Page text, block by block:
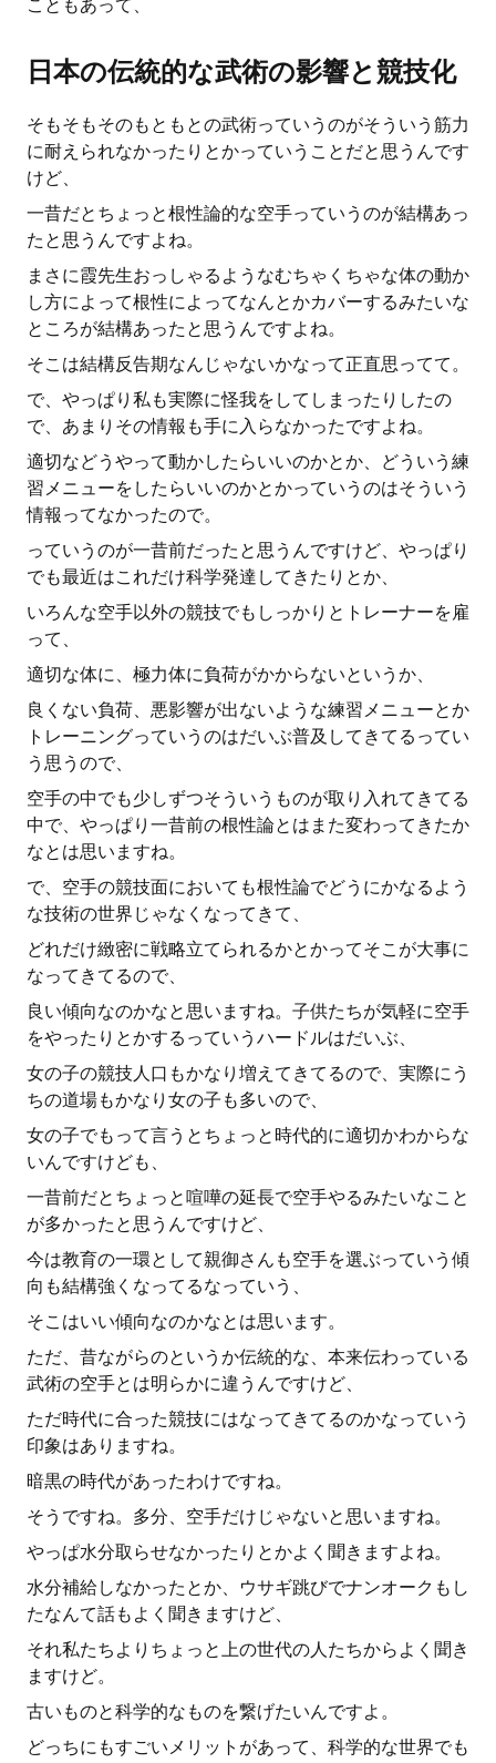
こともあって、
日本の伝統的な武術の影響と競技化
そもそもそのもともとの武術っていうのがそういう筋力
に耐えられなかったりとかっていうことだと思うんです
けど、
一昔だとちょっと根性論的な空手っていうのが結構あっ
たと思うんですよね。
まさに霞先生おっしゃるようなむちゃくちゃな体の動か
し方によって根性によってなんとかカバーするみたいな
ところが結構あったと思うんですよね。
そこは結構反告期なんじゃないかなって正直思ってて。
で、やっぱり私も実際に怪我をしてしまったりしたの
で、あまりその情報も手に入らなかったですよね。
適切などうやって動かしたらいいのかとか、どういう練
習メニューをしたらいいのかとかっていうのはそういう
情報ってなかったので。
っていうのが一昔前だったと思うんですけど、やっぱり
でも最近はこれだけ科学発達してきたりとか、
いろんな空手以外の競技でもしっかりとトレーナーを雇
って、
適切な体に、極力体に負荷がかからないというか、
良くない負荷、悪影響が出ないような練習メニューとか
トレーニングっていうのはだいぶ普及してきてるってい
う思うので、
空手の中でも少しずつそういうものが取り入れてきてる
中で、やっぱり一昔前の根性論とはまた変わってきたか
なとは思いますね。
で、空手の競技面においても根性論でどうにかなるよう
な技術の世界じゃなくなってきて、
どれだけ緻密に戦略立てられるかとかってそこが大事に
なってきてるので、
良い傾向なのかなと思いますね。子供たちが気軽に空手
をやったりとかするっていうハードルはだいぶ、
女の子の競技人口もかなり増えてきてるので、実際にう
ちの道場もかなり女の子も多いので、
女の子でもって言うとちょっと時代的に適切かわからな
いんですけども、
一昔前だとちょっと喧嘩の延長で空手やるみたいなこと
が多かったと思うんですけど、
今は教育の一環として親御さんも空手を選ぶっていう傾
向も結構強くなってるなっていう、
そこはいい傾向なのかなとは思います。
ただ、昔ながらのというか伝統的な、本来伝わっている
武術の空手とは明らかに違うんですけど、
ただ時代に合った競技にはなってきてるのかなっていう
印象はありますね。
暗黒の時代があったわけですね。
そうですね。多分、空手だけじゃないと思いますね。
やっぱ水分取らせなかったりとかよく聞きますよね。
水分補給しなかったとか、ウサギ跳びでナンオークもし
たなんて話もよく聞きますけど、
それ私たちよりちょっと上の世代の人たちからよく聞き
ますけど。
古いものと科学的なものを繋げたいんですよ。
どっちにもすごいメリットがあって、科学的な世界でも